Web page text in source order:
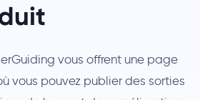
vous offrent une page
vous pouvez publier des sorties